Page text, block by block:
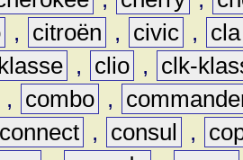
, citroën , civic ,
cla
, clio ,
clk-
, combo ,
connect , consul ,